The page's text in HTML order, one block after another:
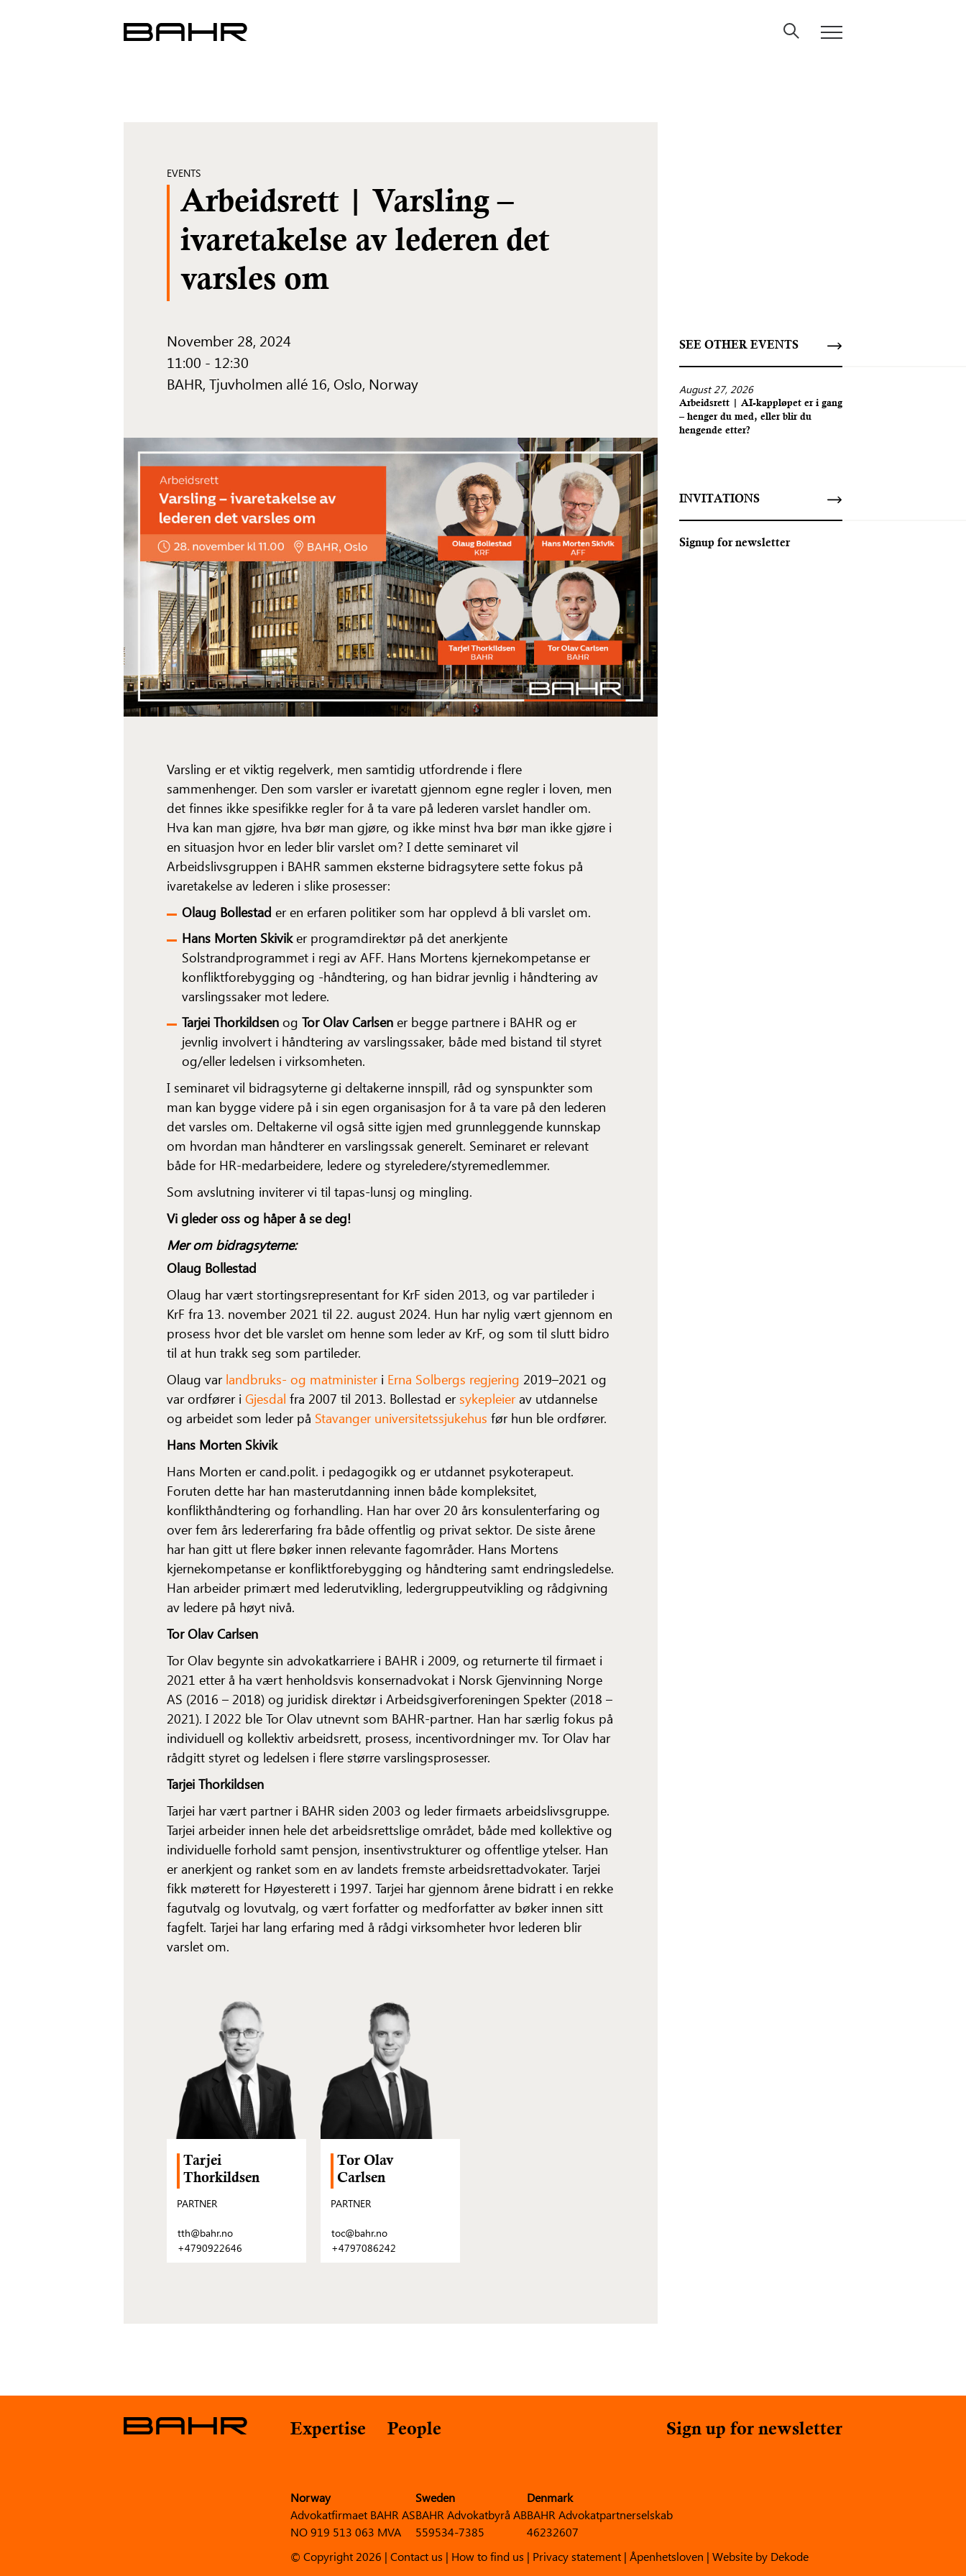
EVENTS
Arbeidsrett | Varsling –
ivaretakelse av lederen det
varsles om
November 28, 2024
11:00 - 12:30
BAHR, Tjuvholmen allé 16, Oslo, Norway
Varsling er et viktig regelverk, men samtidig utfordrende i flere
sammenhenger. Den som varsler er ivaretatt gjennom egne regler i loven, men
det finnes ikke spesifikke regler for å ta vare på lederen varslet handler om.
Hva kan man gjøre, hva bør man gjøre, og ikke minst hva bør man ikke gjøre i
en situasjon hvor en leder blir varslet om? I dette seminaret vil
Arbeidslivsgruppen i BAHR sammen eksterne bidragsytere sette fokus på
ivaretakelse av lederen i slike prosesser:
Olaug Bollestad er en erfaren politiker som har opplevd å bli varslet om.
Hans Morten Skiviker programdirektør på det anerkjente
Solstrandprogrammet i regi av AFF. Hans Mortens kjernekompetanse er
konfliktforebygging og -håndtering, og han bidrar jevnlig i håndtering av
varslingssaker mot ledere.
Tarjei Thorkildsen og Tor Olav Carlsen er begge partnere i BAHR og er
jevnlig involvert i håndtering av varslingssaker, både med bistand til styret
og/eller ledelsen i virksomheten.
I seminaret vil bidragsyterne gi deltakerne innspill, råd og synspunkter som
man kan bygge videre på i sin egen organisasjon for å ta vare på den lederen
det varsles om. Deltakerne vil også sitte igjen med grunnleggende kunnskap
om hvordan man håndterer en varslingssak generelt. Seminaret er relevant
både for HR-medarbeidere, ledere og styreledere/styremedlemmer.
Som avslutning inviterer vi til tapas-lunsj og mingling.
Vi gleder oss og håper å se deg!
Mer om bidragsyterne:
Olaug Bollestad
Olaug har vært stortingsrepresentant for KrF siden 2013, og var partileder i
KrF fra 13. november 2021 til 22. august 2024. Hun har nylig vært gjennom en
prosess hvor det ble varslet om henne som leder av KrF, og som til slutt bidro
til at hun trakk seg som partileder.
Olaug var landbruks- og matministeri Erna Solbergs regjering 2019–2021 og
var ordfører i Gjesdal fra 2007 til 2013. Bollestad er sykepleierav utdannelse
og arbeidet som leder på Stavanger universitetssjukehus før hun ble ordfører.
Hans Morten Skivik
Hans Morten er cand.polit. i pedagogikk og er utdannet psykoterapeut.
Foruten dette har han masterutdanning innen både kompleksitet,
konflikthåndtering og forhandling. Han har over 20 års konsulenterfaring og
over fem års ledererfaring fra både offentlig og privat sektor. De siste årene
har han gitt ut flere bøker innen relevante fagområder. Hans Mortens
kjernekompetanse er konfliktforebygging og håndtering samt endringsledelse.
Han arbeider primært med lederutvikling, ledergruppeutvikling og rådgivning
av ledere på høyt nivå.
Tor Olav Carlsen
Tor Olav begynte sin advokatkarriere i BAHR i 2009, og returnerte til firmaet i
2021 etter å ha vært henholdsvis konsernadvokat i Norsk Gjenvinning Norge
AS (2016 – 2018) og juridisk direktør i Arbeidsgiverforeningen Spekter (2018 –
2021). I 2022 ble Tor Olav utnevnt som BAHR-partner. Han har særlig fokus på
individuell og kollektiv arbeidsrett, prosess, incentivordninger mv. Tor Olav har
rådgitt styret og ledelsen i flere større varslingsprosesser.
Tarjei Thorkildsen
Tarjei har vært partner i BAHR siden 2003 og leder firmaets arbeidslivsgruppe.
Tarjei arbeider innen hele det arbeidsrettslige området, både med kollektive og
individuelle forhold samt pensjon, insentivstrukturer og offentlige ytelser. Han
er anerkjent og ranket som en av landets fremste arbeidsrettadvokater. Tarjei
fikk møterett for Høyesterett i 1997. Tarjei har gjennom årene bidratt i en rekke
fagutvalg og lovutvalg, og vært forfatter og medforfatter av bøker innen sitt
fagfelt. Tarjei har lang erfaring med å rådgi virksomheter hvor lederen blir
varslet om.
Tarjei
Thorkildsen
PARTNER
tth@bahr.no
+4790922646
Tor Olav
Carlsen
PARTNER
toc@bahr.no
+4797086242
SEE OTHER EVENTS
August 27, 2026
Arbeidsrett | AI-kappløpet er i gang
– henger du med, eller blir du
hengende etter?
INVITATIONS
Signup for newsletter
Expertise People Sign up for newsletter
Norway
Advokatfirmaet BAHR AS
NO 919 513 063 MVA
Sweden
BAHR Advokatbyrå AB
559534-7385
Denmark
BAHR Advokatpartnerselskab
46232607
© Copyright 2026 | Contact us | How to find us | Privacy statement | Åpenhetsloven | Website by Dekode